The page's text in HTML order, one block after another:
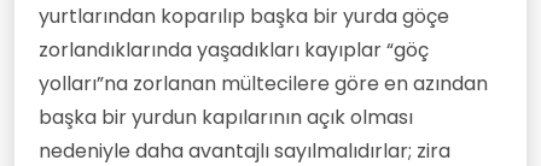
yurtlarından koparılıp başka bir yurda göçe
zorlandıklarında yaşadıkları kayıplar “göç
yolları”na zorlanan mültecilere göre en azından
başka bir yurdun kapılarının açık olması
nedeniyle daha avantajlı sayılmalıdırlar; zira